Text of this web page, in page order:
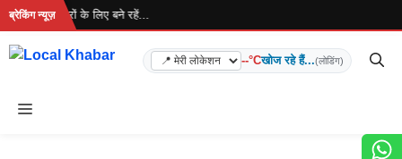
Skip
content
ब्रेकिंग न्यूज़
ताज़ा खबरों के लिए बने रहें...
--°Cखोज रहे हैं...(लोडिंग)
Menu